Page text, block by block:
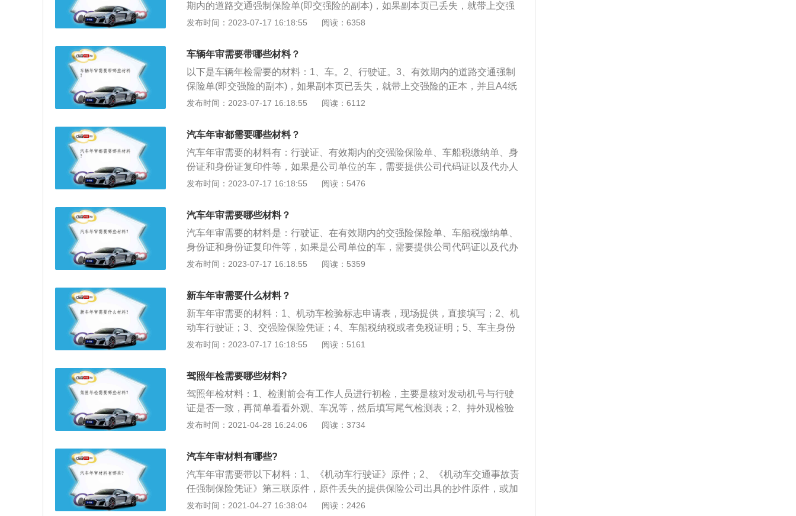
期内的道路交通强制保险单(即交强险的副本)，如果副本页已丢失，就带上交强
险的正本，并且A4纸复印一下。5、车船税缴纳单，一般情况下这个税费与交强
办人的身份证明。以下是年审需要做的准备：1、检查车辆是否存在违章记录，
如有到交警队缴清违章(违章查询)。2、车辆年检应尽量提前前往，因为众多车主
在年检过线时，才发现车辆违章被卡，无法正常年审。3、年检一定要赶前别赶
后，每月初验车会很快。
发布时间：2023-07-17 16:18:55 阅读：6358
车辆年审需要带哪些材料？
以下是车辆年检需要的材料：1、车。2、行驶证。3、有效期内的道路交通强制
保险单(即交强险的副本)，如果副本页已丢失，就带上交强险的正本，并且A4纸
复印一下。4、车船税缴纳单，一般情况下这个税费与交强险同在一张单上。5、
检前需要准备的东西如下：1、检查车辆是否存在违章记录，如有到交警队缴清
违章(违章查询)。2、车辆年检应尽量提前前往，因为众多车主在年检过线时，才
发现车辆违章被卡，无法正常年审。灭火器(大型汽车必须)、停车标志(三角架)。
3、年检一定要赶前别赶后，每月初验车会很快。
发布时间：2023-07-17 16:18:55 阅读：6112
汽车年审都需要哪些材料？
汽车年审需要的材料有：行驶证、有效期内的交强险保险单、车船税缴纳单、身
份证和身份证复印件等，如果是公司单位的车，需要提供公司代码证以及代办人
的身份证明。在进行年审之前需要对车辆进行检查，尤其是需要将汽车的违章处
用性质不同，其检验项目与范围也有区别。机动车检验包括：机动车安全技术检
验、机动车排放检验、汽车综合性能检验三类。
发布时间：2023-07-17 16:18:55 阅读：5476
汽车年审需要哪些材料？
汽车年审需要的材料是：行驶证、在有效期内的交强险保险单、车船税缴纳单、
身份证和身份证复印件等，如果是公司单位的车，需要提供公司代码证以及代办
人的身份证明。在进行年审之前需要对车辆进行检查，尤其是需要将汽车的违章
查；2、先办续保再参加年审；3、年审前先洗车；4、汽车灯光检查；5、内饰整
理；6、改装处要调整。
发布时间：2023-07-17 16:18:55 阅读：5359
新车年审需要什么材料？
新车年审需要的材料：1、机动车检验标志申请表，现场提供，直接填写；2、机
动车行驶证；3、交强险保险凭证；4、车船税纳税或者免税证明；5、车主身份
证。如他人代办的，代办人需携带自己的身份证。车辆年审又称机动车检验，根
到没有年审，会对其车主进行罚款或扣车，与此同时在保险合同中，未及时年检
的车被视为不合格车辆，一旦出现车险事故是不对其进行理赔的。
发布时间：2023-07-17 16:18:55 阅读：5161
驾照年检需要哪些材料?
驾照年检材料：1、检测前会有工作人员进行初检，主要是核对发动机号与行驶
证是否一致，再简单看看外观、车况等，然后填写尾气检测表；2、持外观检验
单到外观工位，先查相关手续，核验第三者保险（强制性保险）是否在有效期
工本费领“机动车检验合格标志”，标后和行驶证副证上均打印有效期，绿标背后
会写上有效期（下一次检验的月份）；4、需要携身份证，驾驶证，机动车行驶
证、交强险保险凭证就可到车管所办理。
发布时间：2021-04-28 16:24:06 阅读：3734
汽车年审材料有哪些?
汽车年审需要带以下材料：1、《机动车行驶证》原件；2、《机动车交通事故责
任强制保险凭证》第三联原件，原件丢失的提供保险公司出具的抄件原件，或加
盖保险公司印章的其他任一联复印件；3、身份证明原件；4、车船税纳税或免税
发布时间：2021-04-27 16:38:04 阅读：2426